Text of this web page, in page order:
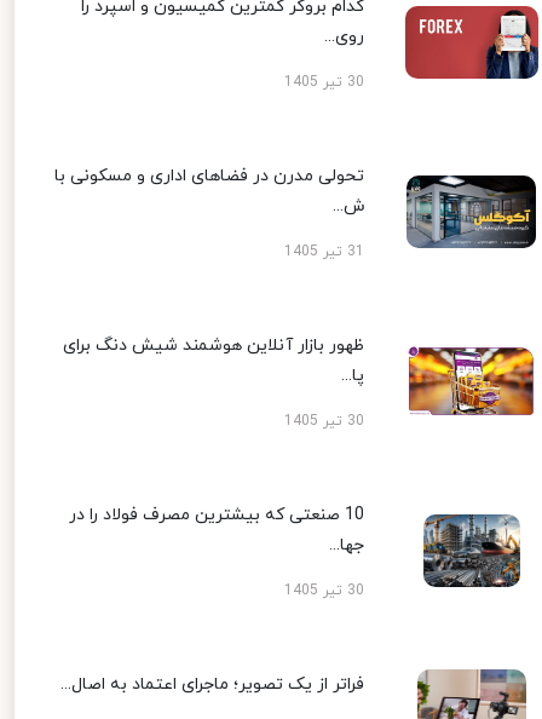
کدام بروکر کمترین کمیسیون و اسپرد را
روی...
30 تیر 1405
تحولی مدرن در فضاهای اداری و مسکونی با
ش...
ظهور بازار آنلاین هوشمند شیش دنگ برای
پا...
30 تیر 1405
10 صنعتی که بیشترین مصرف فولاد را در
جها...
30 تیر 1405
فراتر از یک تصویر؛ ماجرای اعتماد به اصال...